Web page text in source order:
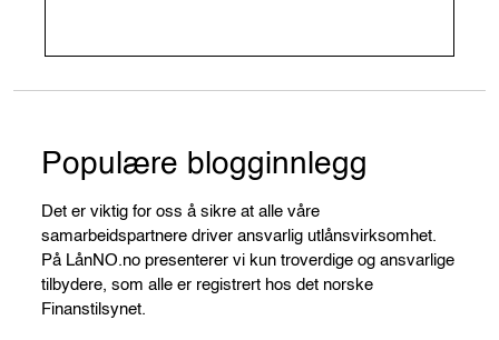
Populære blogginnlegg
Det er viktig for oss å sikre at alle våre
samarbeidspartnere driver ansvarlig utlånsvirksomhet.
På LånNO.no presenterer vi kun troverdige og ansvarlige
tilbydere, som alle er registrert hos det norske
Finanstilsynet.